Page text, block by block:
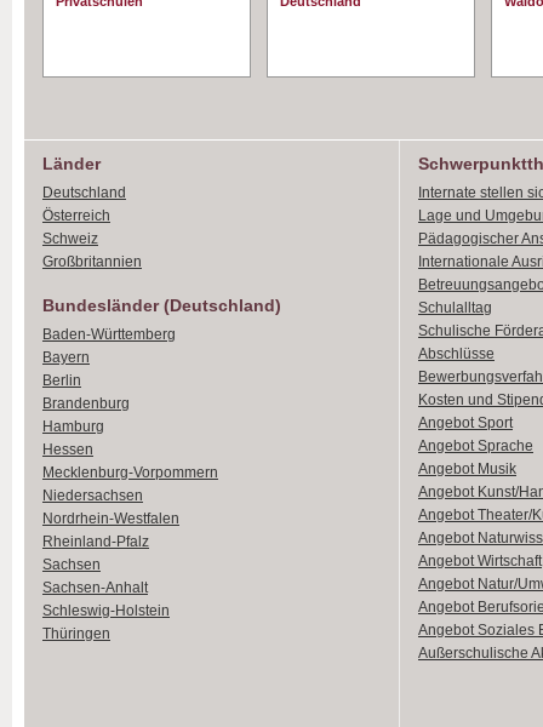
Länder
Deutschland
Österreich
Schweiz
Großbritannien
Bundesländer (Deutschland)
Baden-Württemberg
Bayern
Berlin
Brandenburg
Hamburg
Hessen
Mecklenburg-Vorpommern
Niedersachsen
Nordrhein-Westfalen
Rheinland-Pfalz
Sachsen
Sachsen-Anhalt
Schleswig-Holstein
Thüringen
Internate stellen
Lage und
Pädagogischer
Internationale
Schulalltag
Schulische
Abschlüsse
Kosten und
Angebot Sport
Angebot Sprache
Angebot Musik
Angebot Kunst/
Angebot Theater/
Angebot
Angebot Wirtschaft
Angebot Natur/
Angebot
Angebot Soziales
Außerschulische